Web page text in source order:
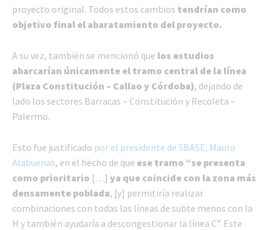
proyecto original. Todos estos cambios tendrían como
objetivo final el abaratamiento del proyecto.
A su vez, también se mencionó que los estudios
abarcarían únicamente el tramo central de la línea
(Plaza Constitución – Callao y Córdoba), dejando de
lado los sectores Barracas – Constitución y Recoleta –
Palermo.
Esto fue justificado por el presidente de SBASE, Mauro
Alabuenas, en el hecho de que ese tramo “se presenta
como prioritario […] ya que coincide con la zona más
densamente poblada, [y] permitiría realizar
combinaciones con todas las líneas de subte menos con la
H y también ayudaría a descongestionar la línea C”. Este